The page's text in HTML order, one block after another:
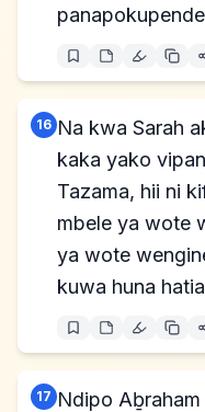
16 Na kwa Sarah
kaka yako
Tazama, hii ni
mbele ya wote
ya wote
kuwa huna
17 Ndipo